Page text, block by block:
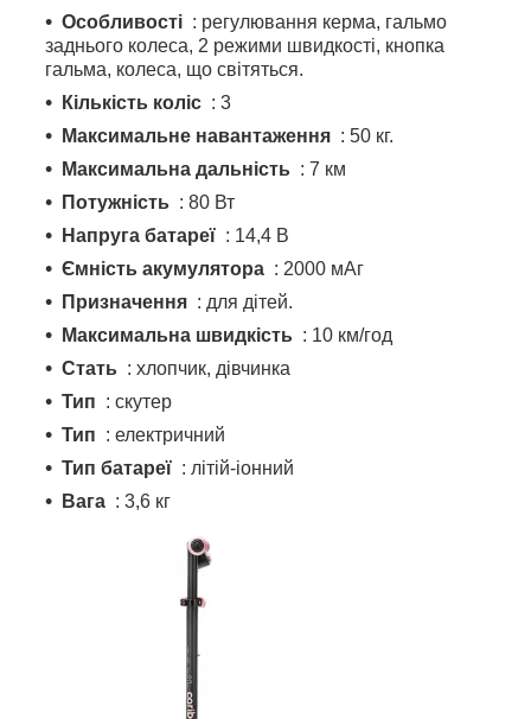
Особливості : регулювання керма, гальмо
заднього колеса, 2 режими швидкості, кнопка
гальма, колеса, що світяться.
Кількість коліс : 3
Максимальне навантаження : 50 кг.
Максимальна дальність : 7 км
Потужність : 80 Вт
Напруга батареї : 14,4 В
Ємність акумулятора : 2000 мАг
Призначення : для дітей.
Максимальна швидкість : 10 км/год
Стать : хлопчик, дівчинка
Тип : скутер
Тип : електричний
Тип батареї : літій-іонний
Вага : 3,6 кг